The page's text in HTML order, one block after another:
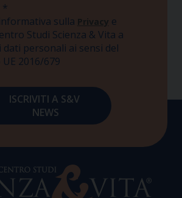
*
sulla Privacy e
Studi Scienza & Vita a
personali ai sensi del
2016/679